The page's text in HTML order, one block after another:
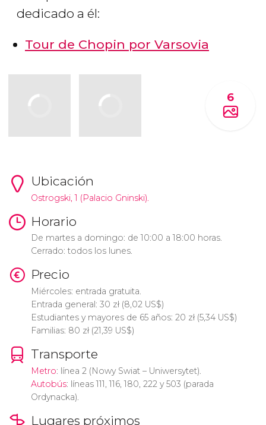
dedicado a él:
Tour de Chopin por Varsovia
6
Ubicación
Ostrogski, 1 (Palacio Gninski).
Horario
De martes a domingo: de 10:00 a 18:00 horas.
Cerrado: todos los lunes.
Precio
Miércoles: entrada gratuita.
Entrada general: 30 zł(8,02 US$)
Estudiantes y mayores de 65 años: 20 zł(5,34 US$)
Familias: 80 zł(21,39 US$)
Transporte
Metro: línea 2 (Nowy Swiat – Uniwersytet).
Autobús: líneas 111, 116, 180, 222 y 503 (parada
Ordynacka).
Lugares próximos